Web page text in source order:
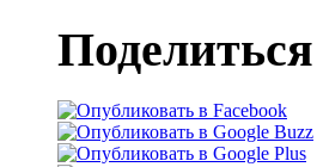
Поделиться